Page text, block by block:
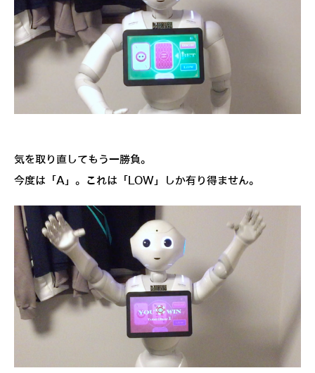
気を取り直してもう一勝負。
今度は「A」。これは「LOW」しか有り得ません。